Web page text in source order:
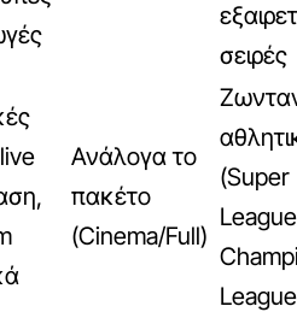
σειρές
Ανάλογα το
πακέτο
(Cinema/Full)
(Super